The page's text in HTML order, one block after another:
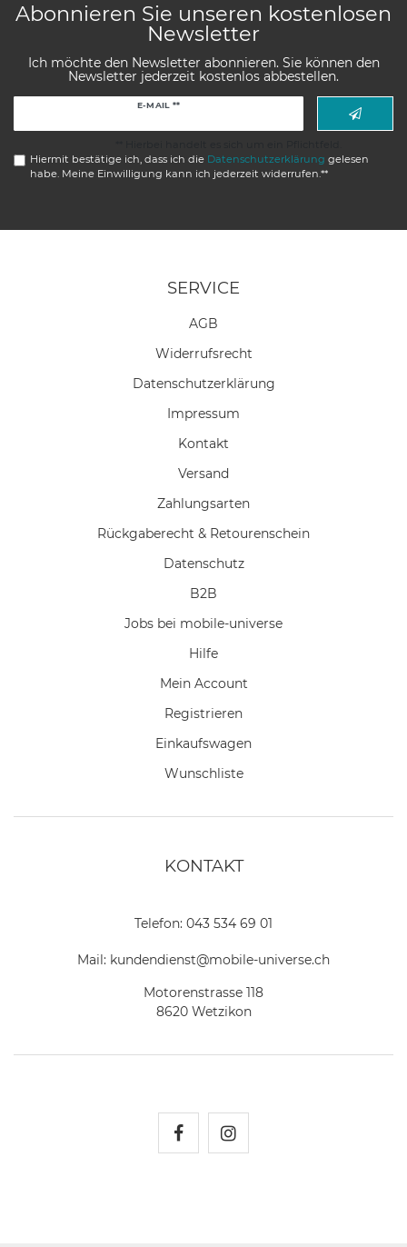
Abonnieren Sie unseren kostenlosen
Newsletter
Ich möchte den Newsletter abonnieren. Sie können den
Newsletter jederzeit kostenlos abbestellen.
E-MAIL **
Hiermit bestätige ich, dass ich die Daten­schutz­erklärung gelesen
habe. Meine Einwilligung kann ich jederzeit widerrufen.**
SERVICE
AGB
Widerrufs­recht
Daten­schutz­erklärung
Impressum
Kontakt
Versand
Zahlungsarten
Rückgaberecht & Retourenschein
Datenschutz
B2B
Jobs bei mobile-universe
Hilfe
Mein Account
Registrieren
Einkaufswagen
Wunschliste
KONTAKT
Telefon: 043 534 69 01
Mail: kundendienst@mobile-universe.ch
Motorenstrasse 118
8620 Wetzikon